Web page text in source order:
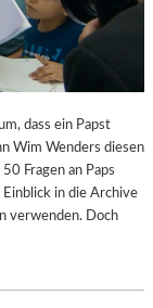
dass ein Papst
Wim Wenders diesen
Fragen an Paps
in die Archive
verwenden. Doch